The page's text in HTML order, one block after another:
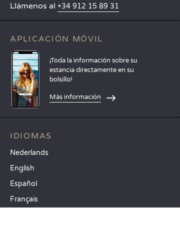
Llámenos al +34 912 15 89 31
APLICACIÓN MÓVIL
¡Toda la información sobre su
estancia directamente en su
bolsillo!
Más información
IDIOMAS
Nederlands
English
Español
Français